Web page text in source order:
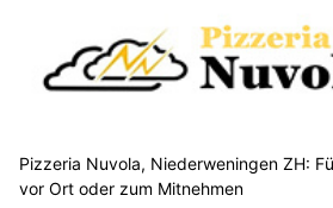
Pizzeria Nuvola, Niederweningen ZH:
vor Ort oder zum Mitnehmen